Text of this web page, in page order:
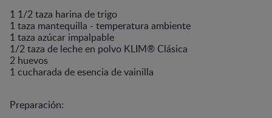
1 1/2 taza harina de trigo
1 taza mantequilla - temperatura ambiente
1 taza azúcar impalpable
1/2 taza de leche en polvo KLIM® Clásica
2 huevos
1 cucharada de esencia de vainilla
Preparación: